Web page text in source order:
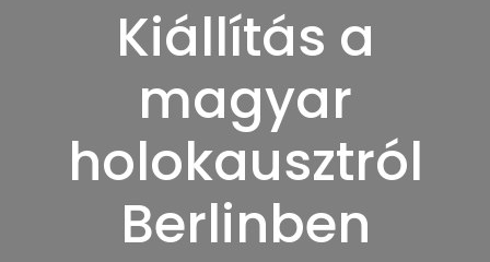
Kiállítás a
magyar
holokausztról
Berlinben